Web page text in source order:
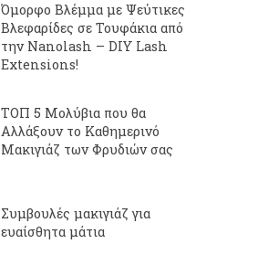
Όμορφο Βλέμμα με Ψεύτικες
Βλεφαρίδες σε Τουφάκια από
την Nanolash – DIY Lash
Extensions!
ΤΟΠ 5 Μολύβια που θα
Αλλάξουν το Καθημερινό
Μακιγιάζ των Φρυδιών σας
Συμβουλές μακιγιάζ για
ευαίσθητα μάτια